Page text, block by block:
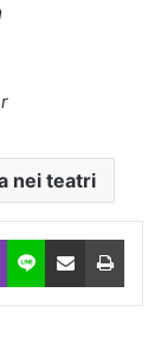
nei teatri
ViberLine Condividi via Email